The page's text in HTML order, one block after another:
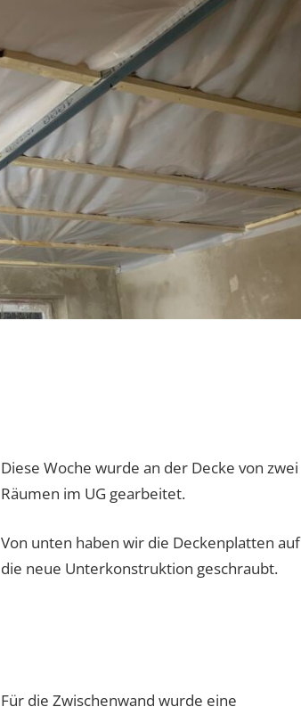
Diese Woche wurde an der Decke von zwei
Räumen im UG gearbeitet.
Von unten haben wir die Deckenplatten auf
die neue Unterkonstruktion geschraubt.
Für die Zwischenwand wurde eine